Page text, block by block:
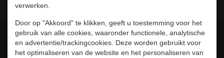
verwerken.
Door op "Akkoord" te klikken, geeft u toestemming voor het
gebruik van alle cookies, waaronder functionele, analytische
en advertentie/trackingcookies. Deze worden gebruikt voor
het optimaliseren van de website en het personaliseren van
Algemene voorwaarden Leveringsvoorwaarden
Privacy statement Cookies